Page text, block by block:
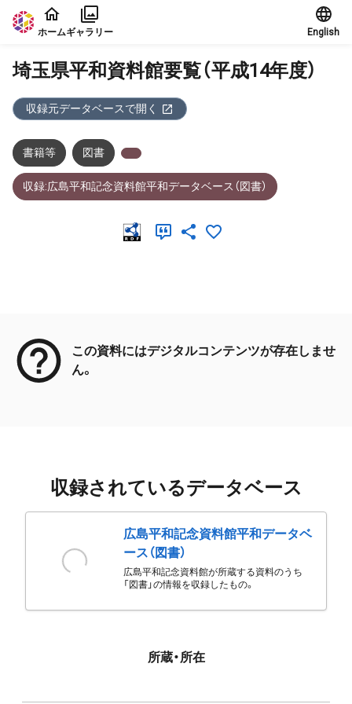
本文に飛ぶ
ホームギャラリー English
埼玉県平和資料館要覧（平成14年度）
収録元データベースで開く
書籍等 図書
収録:広島平和記念資料館平和データベース（図書）
この資料にはデジタルコンテンツが存在しませ
ん。
収録されているデータベース
広島平和記念資料館平和データベ
ース（図書）
広島平和記念資料館が所蔵する資料のうち
「図書」の情報を収録したもの。
所蔵・所在